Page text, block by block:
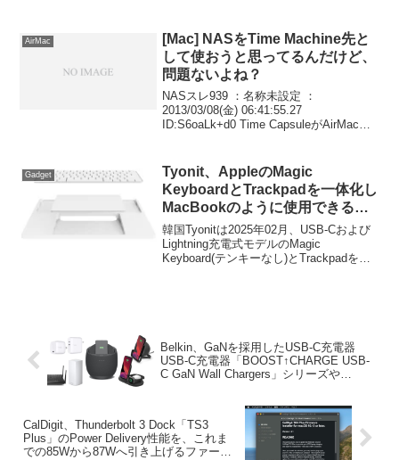
AirMac
[Mac] NASをTime Machine先と
して使おうと思ってるんだけど、
問題ないよね？
NASスレ939 ：名称未設定 ：
2013/03/08(金) 06:41:55.27
ID:S6oaLk+d0 Time CapsuleがAirMac
や保守を...
Gadget
Tyonit、AppleのMagic
KeyboardとTrackpadを一体化し
MacBookのように使用できる
「Harmony Tray Pro」の販売を
再開。
韓国Tyonitは2025年02月、USB-Cおよび
Lightning充電式モデルのMagic
Keyboard(テンキーなし)とTrackpadを一
Belkin、GaNを採用したUSB-C充電器
USB-C充電器「BOOST↑CHARGE USB-
C GaN Wall Chargers」シリーズや
CalDigit、Thunderbolt 3 Dock「TS3
Plus」のPower Delivery性能を、これま
での85Wから87Wへ引き上げるファーム